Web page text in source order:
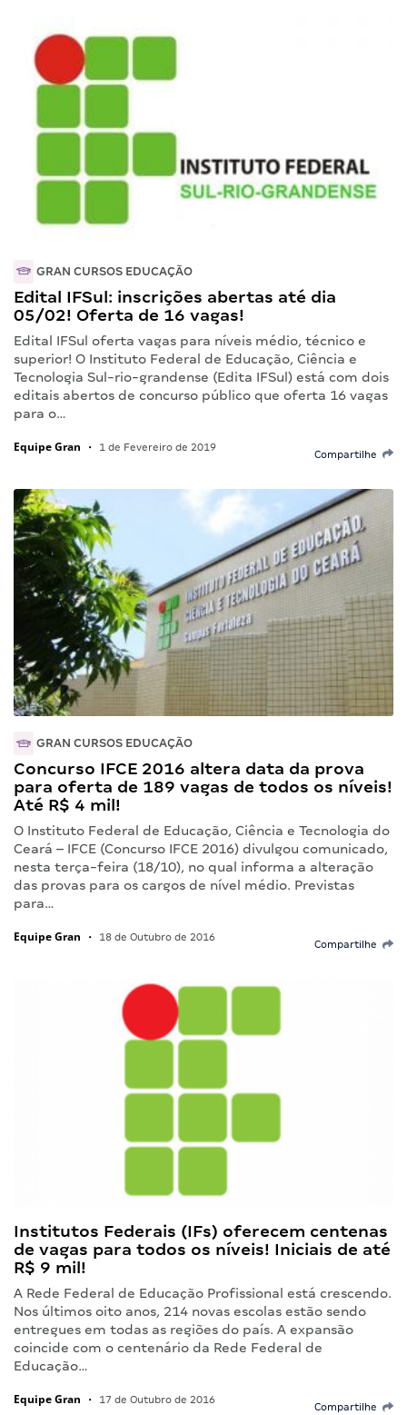
GRAN CURSOS EDUCAÇÃO
Edital IFSul: inscrições abertas até dia
05/02! Oferta de 16 vagas!
Edital IFSul oferta vagas para níveis médio, técnico e
superior! O Instituto Federal de Educação, Ciência e
Tecnologia Sul-rio-grandense (Edita IFSul) está com dois
editais abertos de concurso público que oferta 16 vagas
para o…
Equipe Gran • 1 de Fevereiro de 2019
Compartilhe
GRAN CURSOS EDUCAÇÃO
Concurso IFCE 2016 altera data da prova
para oferta de 189 vagas de todos os níveis!
Até R$ 4 mil!
O Instituto Federal de Educação, Ciência e Tecnologia do
Ceará – IFCE (Concurso IFCE 2016) divulgou comunicado,
nesta terça-feira (18/10), no qual informa a alteração
das provas para os cargos de nível médio. Previstas
para…
Equipe Gran • 18 de Outubro de 2016
Compartilhe
Institutos Federais (IFs) oferecem centenas
de vagas para todos os níveis! Iniciais de até
R$ 9 mil!
A Rede Federal de Educação Profissional está crescendo.
Nos últimos oito anos, 214 novas escolas estão sendo
entregues em todas as regiões do país. A expansão
coincide com o centenário da Rede Federal de
Educação…
Equipe Gran • 17 de Outubro de 2016
Compartilhe